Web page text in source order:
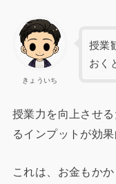
きょういち
授業
おく
授業力を向上させ
るインプットが効果
これは、お金もか